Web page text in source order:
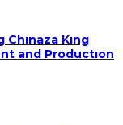
Kıng
and Productıon